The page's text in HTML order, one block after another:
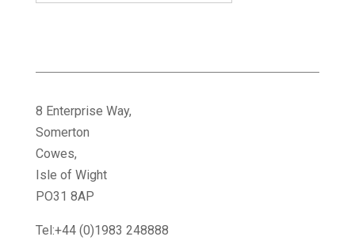
8 Enterprise Way,
Somerton
Cowes,
Isle of Wight
PO31 8AP
Tel:+44 (0)1983 248888